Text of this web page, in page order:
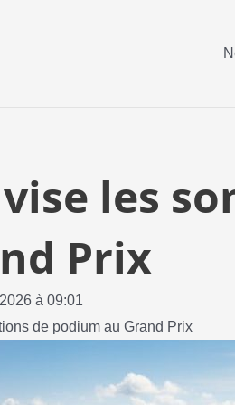
les
Prix
à 09:01
de podium au Grand Prix